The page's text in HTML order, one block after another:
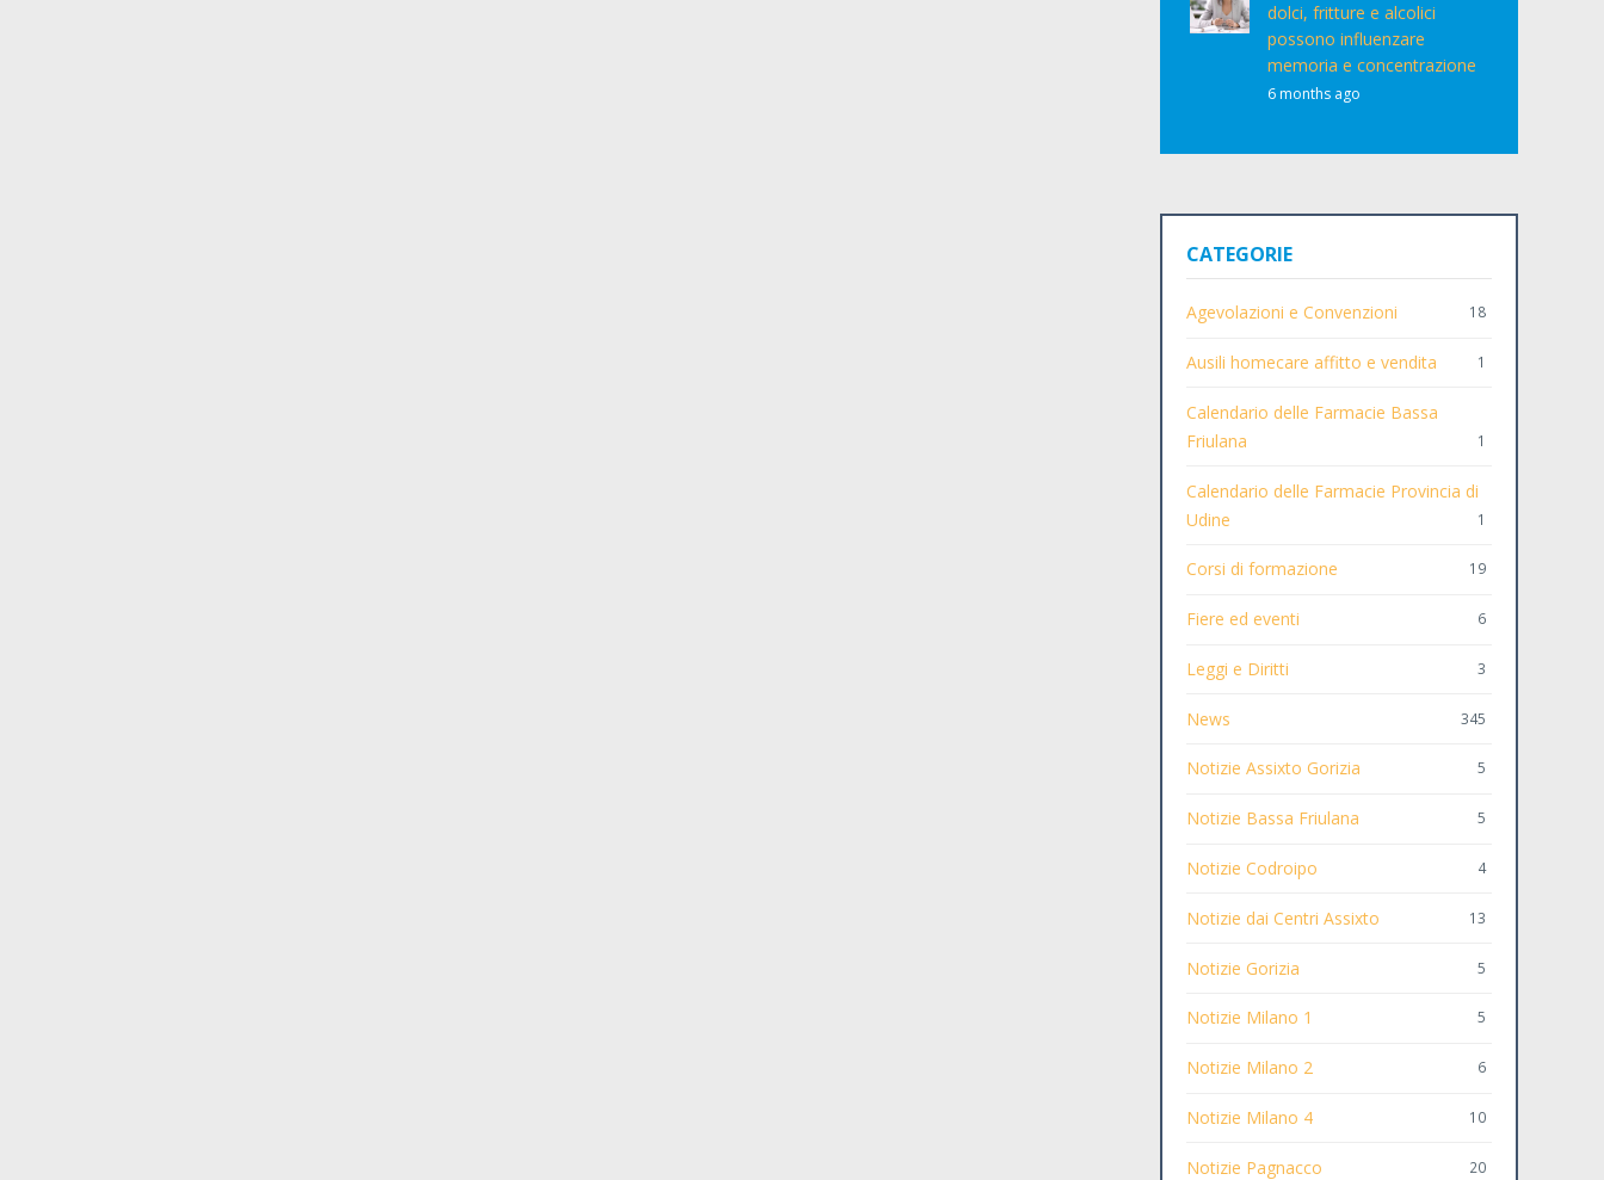
dolci, fritture e alcolici
possono influenzare
memoria e concentrazione
6 months ago
CATEGORIE
Agevolazioni e Convenzioni 18
Ausili homecare affitto e vendita 1
Calendario delle Farmacie Bassa
Friulana
1
Calendario delle Farmacie Provincia di
Udine
1
Corsi di formazione 19
Fiere ed eventi 6
Leggi e Diritti 3
News 345
Notizie Assixto Gorizia 5
Notizie Bassa Friulana 5
Notizie Codroipo 4
Notizie dai Centri Assixto 13
Notizie Gorizia 5
Notizie Milano 1 5
Notizie Milano 2 6
Notizie Milano 4 10
Notizie Pagnacco 20